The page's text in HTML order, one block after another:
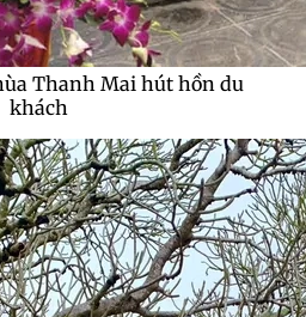
Thanh Mai hút hồn du
khách